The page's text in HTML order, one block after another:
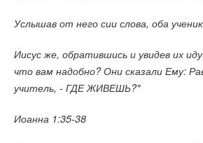
Услышав от него сии слова, оба
Иисус же, обратившись и увидев их
что вам надобно? Они сказали Ему:
учитель, - ГДЕ ЖИВЕШЬ?"
Иоанна 1:35-38